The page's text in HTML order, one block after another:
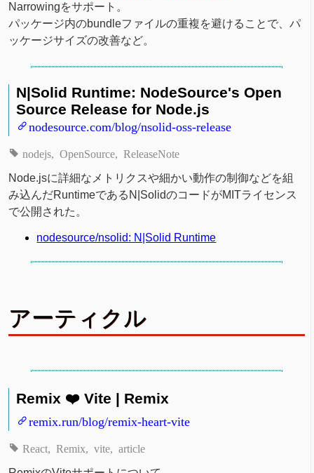
Narrowingをサポート。
パッケージ内のbundleファイルの重複を避けることで、パ
ッケージサイズの改善など。
N|Solid Runtime: NodeSource's Open
Source Release for Node.js
nodesource.com/blog/nsolid-oss-release
nodejs OpenSource ReleaseNote
Node.jsに詳細なメトリクスや細かい動作の制御などを組
み込んだRuntimeであるN|SolidのコードがMITライセンス
で公開された。
nodesource/nsolid: N|Solid Runtime
アーティクル
Remix ❤️ Vite | Remix
remix.run/blog/remix-heart-vite
React Remix vite article